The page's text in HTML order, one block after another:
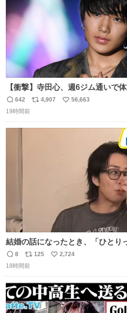
【衝撃】寺田心、週6ジム通いで
のベンチプレス持ち上げる姿披露
news.livedoor.com/article/detail… 元々自重のみだった
のためおにぎり10個、ゼリー飲
千kcalオーバーの食事を摂取し、
返
信
642
リ
4,907
い
56,663
19時間前
結婚の話になったとき、「ひとり
間に一族が潰える」「死ぬとき1
望は"ある"って答えたものの、結
えて言葉を選んで、まるく収めて
返
信
8
リ
ポ
ト
数
125
い
数
2,724
18時間前